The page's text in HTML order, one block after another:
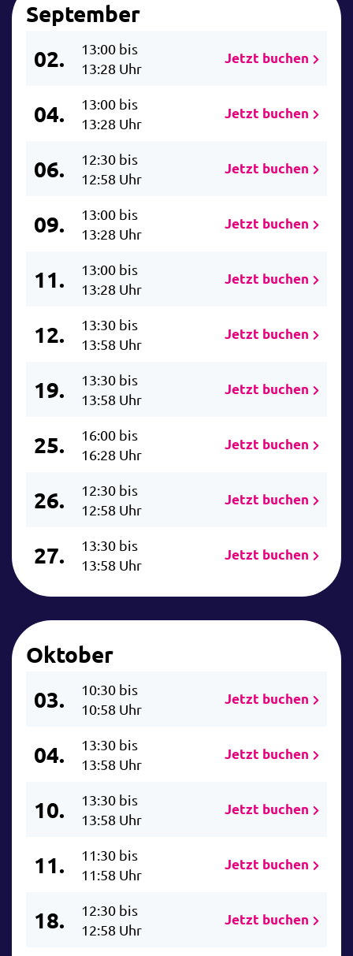
September
02.
13:00 bis
13:28 Uhr
Jetzt buchen
04.
13:00 bis
13:28 Uhr
Jetzt buchen
06.
12:30 bis
12:58 Uhr
Jetzt buchen
09.
13:00 bis
13:28 Uhr
Jetzt buchen
11.
13:00 bis
13:28 Uhr
Jetzt buchen
12.
13:30 bis
13:58 Uhr
Jetzt buchen
19.
13:30 bis
13:58 Uhr
Jetzt buchen
25.
16:00 bis
16:28 Uhr
Jetzt buchen
26.
12:30 bis
12:58 Uhr
Jetzt buchen
27.
13:30 bis
13:58 Uhr
Jetzt buchen
Oktober
03.
10:30 bis
10:58 Uhr
Jetzt buchen
04.
13:30 bis
13:58 Uhr
Jetzt buchen
10.
13:30 bis
13:58 Uhr
Jetzt buchen
11.
11:30 bis
11:58 Uhr
Jetzt buchen
18.
12:30 bis
12:58 Uhr
Jetzt buchen